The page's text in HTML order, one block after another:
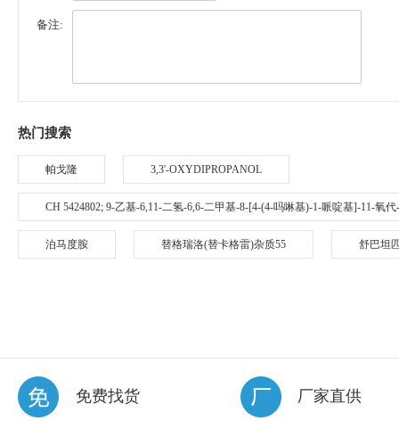
备注:
热门搜索
帕戈隆 3,3'-OXYDIPROPANOL
CH 5424802; 9-乙基-6,11-二氢-6,6-二甲基-8-[4-(4-吗啉基)-1-哌啶基]-11-氧
泊马度胺 替格瑞洛(替卡格雷)杂质55 舒巴坦
免费找货 厂家直供